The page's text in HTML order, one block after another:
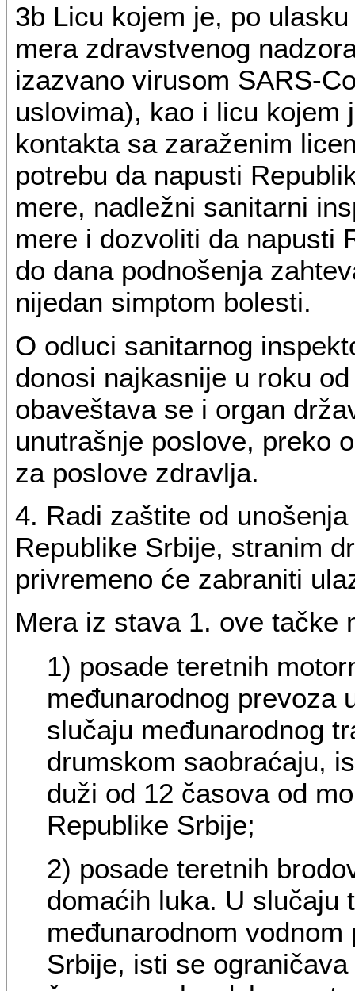
3b Licu kojem je, po
mera zdravstvenog
izazvano virusom SARS-
uslovima), kao i licu kojem
kontakta sa zaraženim
potrebu da napusti
mere, nadležni sanitarni
mere i dozvoliti da napusti
do dana podnošenja
nijedan simptom bolesti.
O odluci sanitarnog
donosi najkasnije u roku
obaveštava se i organ
unutrašnje poslove, preko
za poslove zdravlja.
4. Radi zaštite od
Republike Srbije, stranim
privremeno će zabraniti
Mera iz stava 1. ove tačke
1) posade teretnih
međunarodnog prevoza
slučaju međunarodnog
drumskom saobraćaju,
duži od 12 časova od
Republike Srbije;
2) posade teretnih
domaćih luka. U slučaju
međunarodnom
Srbije, isti se